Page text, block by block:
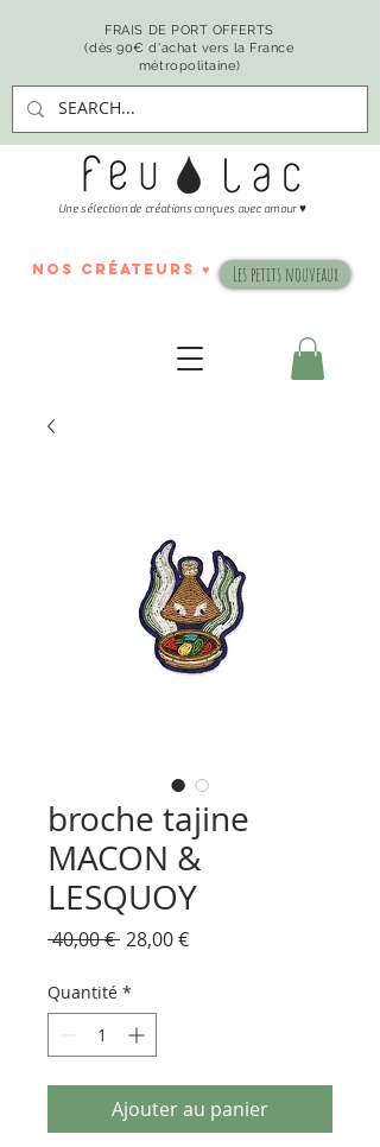
Une sélection de créations conçues avec amour♥
FRAIS DE PORT OFFERTS
(dès 90€ d'achat vers la France
métropolitaine)
nos créateurs ♥ Les petits nouveaux
broche tajine
MACON &
LESQUOY
40,00 € Prix
28,00 €Prix
Quantité *
Ajouter au panier